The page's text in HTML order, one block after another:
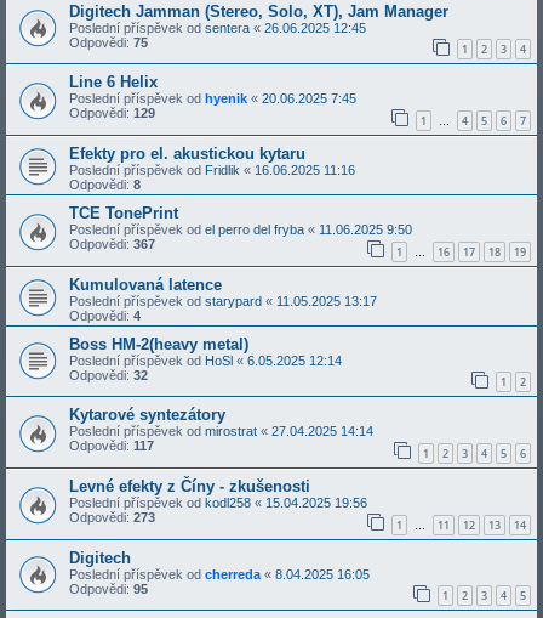
Digitech Jamman (Stereo, Solo, XT), Jam Manager
Poslední příspěvek od sentera « 26.06.2025 12:45
Odpovědi: 75 1 2 3 4
Line 6 Helix
Poslední příspěvek od hyenik « 20.06.2025 7:45
Odpovědi: 129 1 … 4 5 6 7
Efekty pro el. akustickou kytaru
Poslední příspěvek od Fridlik « 16.06.2025 11:16
Odpovědi: 8
TCE TonePrint
Poslední příspěvek od el perro del fryba « 11.06.2025 9:50
Odpovědi: 367 1 … 16 17 18 19
Kumulovaná latence
Poslední příspěvek od starypard « 11.05.2025 13:17
Odpovědi: 4
Boss HM-2(heavy metal)
Poslední příspěvek od HoSl « 6.05.2025 12:14
Odpovědi: 32 1 2
Kytarové syntezátory
Poslední příspěvek od mirostrat « 27.04.2025 14:14
Odpovědi: 117 1 2 3 4 5 6
Levné efekty z Číny - zkušenosti
Poslední příspěvek od kodl258 « 15.04.2025 19:56
Odpovědi: 273 1 … 11 12 13 14
Digitech
Poslední příspěvek od cherreda « 8.04.2025 16:05
Odpovědi: 95 1 2 3 4 5